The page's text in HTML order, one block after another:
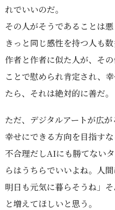
れでいいのだ。
その人がそうであることは悪
きっと同じ感性を持つ人も数
作者と作者に似た人が、そ
ことで慰められ肯定され、
たら、それは絶対的に善だ。
ただ、デジタルアートが広
幸せにできる方向を目指す
不合理だしAIにも勝てない
らはうちらでいいよね。人
明日も元気に暮らそうね」
と増えてほしいと思う。